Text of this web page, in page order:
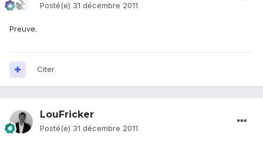
Posté(e) 31 décembre 2011
Preuve.
Citer
LouFricker
Posté(e) 31 décembre 2011